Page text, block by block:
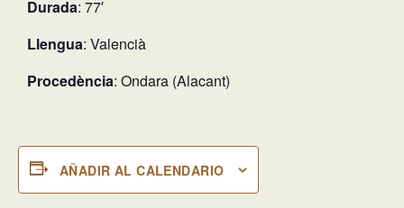
Durada: 77′
Llengua: Valencià
Procedència: Ondara (Alacant)
AÑADIR AL CALENDARIO